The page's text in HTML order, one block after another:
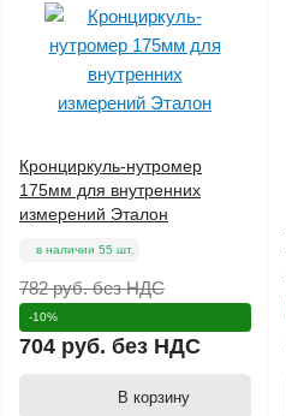
Кронциркуль-нутромер
175мм для внутренних
измерений Эталон
в наличии 55 шт.
782 руб.без НДС
-10%
704 руб. без НДС
В корзину